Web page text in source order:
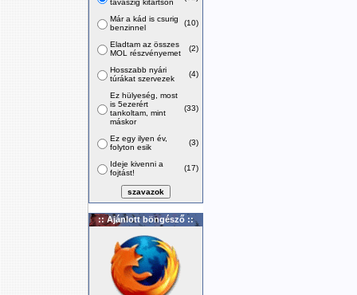
tavaszig kitartson
Már a kád is csurig
benzinnel
(10)
Eladtam az összes
MOL részvényemet
(2)
Hosszabb nyári
túrákat szervezek
(4)
Ez hülyeség, most
is 5ezerért
tankoltam, mint
máskor
(33)
Ez egy ilyen év,
folyton esik
(3)
Ideje kivenni a
fojtást!
(17)
:: Ajánlott böngésző ::